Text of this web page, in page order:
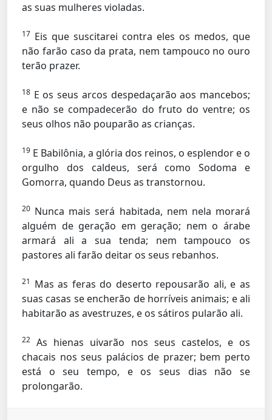
as suas mulheres violadas.
17 Eis que suscitarei contra eles os medos, que
não farão caso da prata, nem tampouco no ouro
terão prazer.
18 E os seus arcos despedaçarão aos mancebos;
e não se compadecerão do fruto do ventre; os
seus olhos não pouparão as crianças.
19 E Babilônia, a glória dos reinos, o esplendor e o
orgulho dos caldeus, será como Sodoma e
Gomorra, quando Deus as transtornou.
20 Nunca mais será habitada, nem nela morará
alguém de geração em geração; nem o árabe
armará ali a sua tenda; nem tampouco os
pastores ali farão deitar os seus rebanhos.
21 Mas as feras do deserto repousarão ali, e as
suas casas se encherão de horríveis animais; e ali
habitarão as avestruzes, e os sátiros pularão ali.
22 As hienas uivarão nos seus castelos, e os
chacais nos seus palácios de prazer; bem perto
está o seu tempo, e os seus dias não se
prolongarão.